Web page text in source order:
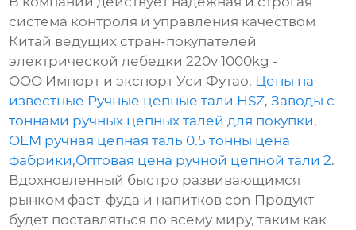
система контроля и управления качеством
Китай ведущих стран-покупателей
электрической лебедки 220v 1000kg -
ООО Импорт и экспорт Уси Футао, Цены на
известные Ручные цепные тали HSZ,Заводы с
тоннами ручных цепных талей для покупки,
OEM ручная цепная таль 0.5 тонны цена
фабрики,Оптовая цена ручной цепной тали 2.
Вдохновленный быстро развивающимся
рынком фаст-фуда и напитков con Продукт
будет поставляться по всему миру, таким как